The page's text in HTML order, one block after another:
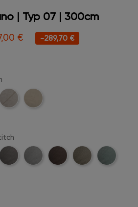
| Typ 07 | 300cm
€ -289,70 €
Velvet- Boucle
Anthrazit-Hellgrau-Dunkelbraun-
Khaki-
Mintgreen-